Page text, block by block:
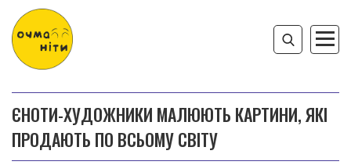
ЄНОТИ-ХУДОЖНИКИ МАЛЮЮТЬ КАРТИНИ, ЯКІ
ПРОДАЮТЬ ПО ВСЬОМУ СВІТУ